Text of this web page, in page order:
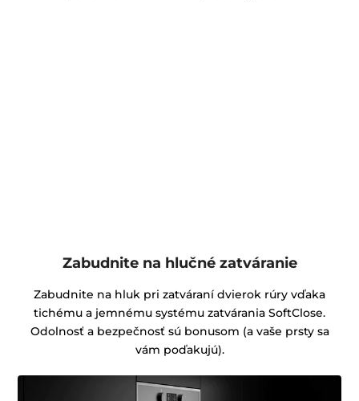
Zabudnite na hlučné zatváranie
Zabudnite na hluk pri zatváraní dvierok rúry vďaka
tichému a jemnému systému zatvárania SoftClose.
Odolnosť a bezpečnosť sú bonusom (a vaše prsty sa
vám poďakujú).